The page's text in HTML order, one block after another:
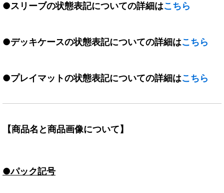
●スリーブの状態表記についての詳細はこちら
●デッキケースの状態表記についての詳細はこちら
●プレイマットの状態表記についての詳細はこちら
【商品名と商品画像について】
●パック記号